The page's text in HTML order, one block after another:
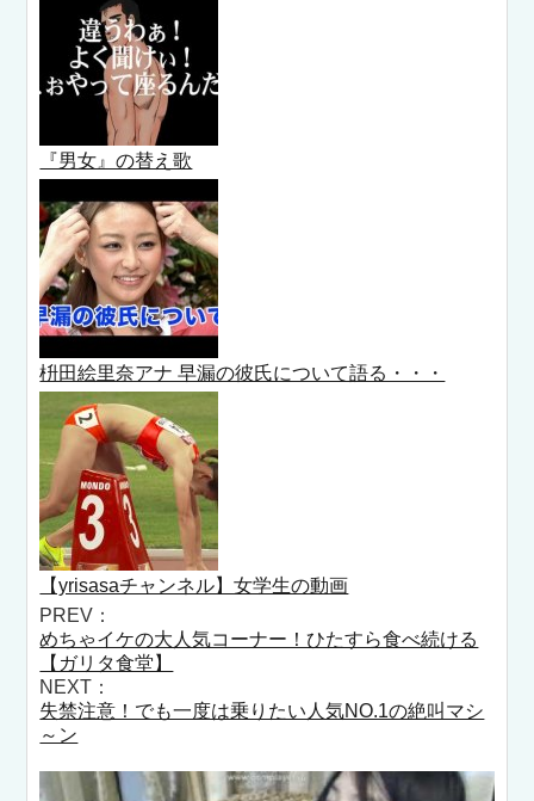
『男女』の替え歌
枡田絵里奈アナ 早漏の彼氏について語る・・・
【yrisasaチャンネル】女学生の動画
PREV：
めちゃイケの大人気コーナー！ひたすら食べ続ける
【ガリタ食堂】
NEXT：
失禁注意！でも一度は乗りたい人気NO.1の絶叫マシ
～ン